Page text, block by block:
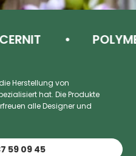
Herstellung von
hat. Die Produkte
alle Designer und
59 09 45